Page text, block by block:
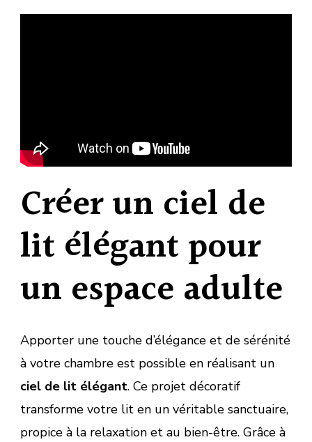
Créer un ciel de
lit élégant pour
un espace adulte
Apporter une touche d’élégance et de sérénité
à votre chambre est possible en réalisant un
ciel de lit élégant. Ce projet décoratif
transforme votre lit en un véritable sanctuaire,
propice à la relaxation et au bien-être. Grâce à